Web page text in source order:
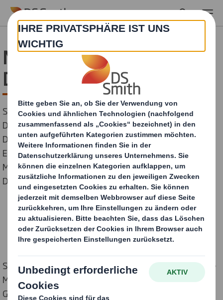
Skip to main content
Neuer Sales & Marketing
Director bei DS Smith
Stefan Kunzmann, 51, ist zum Sales & Marketing
Director sowie Mitglied im Executive Team der Region
Deutschland & Schweiz bei DS Smith berufen worden.
Er berichtet in Zukunft direkt an Per V Frederiksen,
Managing Director bei DS Smith für die Region
Deutschland & Schweiz.
Stefan Kunzmann war 13 Jahre bei Kraft Foods (heute
Mondelēz) tätig, zuletzt als Verkaufsdirektor
Großkunden. 2006 wechselte er als Director Sales zu